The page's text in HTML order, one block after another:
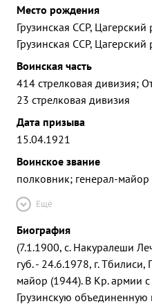
Место рождения
Грузинская ССР,
Грузинская ССР,
Воинская часть
414 стрелковая дивизия;
23 стрелковая дивизия
Дата призыва
15.04.1921
Воинское звание
полковник; генерал-майор
Ещё
Биография
(7.1.1900, с. Накуралеши
губ. - 24.6.1978, г. Тбилиси,
майор (1944). В Кр. армии
Грузинскую